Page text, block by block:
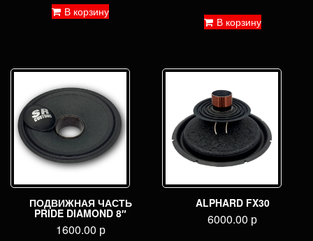
В корзину
В корзину
ПОДВИЖНАЯ ЧАСТЬ
PRIDE DIAMOND 8″
1600.00 р
ALPHARD FX30
6000.00 р